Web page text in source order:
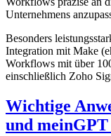
Unternehmens
Besonders
Integration mit Make
Workflows mit über
einschließlich Zoho
Wichtige
und